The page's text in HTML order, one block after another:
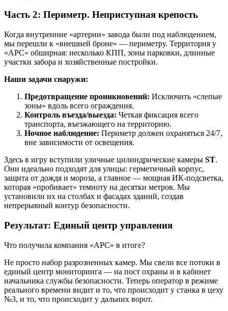
Часть 2: Периметр. Неприступная крепость
Когда внутренние «артерии» завода были под наблюдением,
мы перешли к «внешней броне» — периметру. Территория у
«АРС» обширная: несколько КПП, зоны парковки, длинные
участки забора и хозяйственные постройки.
Наши задачи снаружи:
Предотвращение проникновений: Исключить «слепые
зоны» вдоль всего ограждения.
Контроль въезда/выезда: Четкая фиксация всего
транспорта, въезжающего на территорию.
Ночное наблюдение: Периметр должен охраняться 24/7,
вне зависимости от освещения.
Здесь в игру вступили уличные цилиндрические камеры ST.
Они идеально подходят для улицы: герметичный корпус,
защита от дождя и мороза, а главное — мощная ИК-подсветка,
которая «пробивает» темноту на десятки метров. Мы
установили их на столбах и фасадах зданий, создав
непрерывный контур безопасности.
Результат: Единый центр управления
Что получила компания «АРС» в итоге?
Не просто набор разрозненных камер. Мы свели все потоки в
единый центр мониторинга — на пост охраны и в кабинет
начальника службы безопасности. Теперь оператор в режиме
реального времени видит и то, что происходит у станка в цеху
№3, и то, что происходит у дальних ворот.